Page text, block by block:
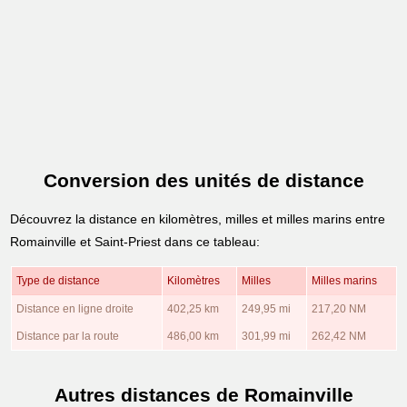
Conversion des unités de distance
Découvrez la distance en kilomètres, milles et milles marins entre
Romainville et Saint-Priest dans ce tableau:
Type de distance Kilomètres Milles Milles marins
Distance en ligne droite 402,25 km 249,95 mi 217,20 NM
Distance par la route 486,00 km 301,99 mi 262,42 NM
Autres distances de Romainville